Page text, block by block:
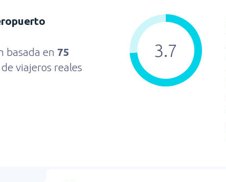
basada en 75
de viajeros reales
3.7